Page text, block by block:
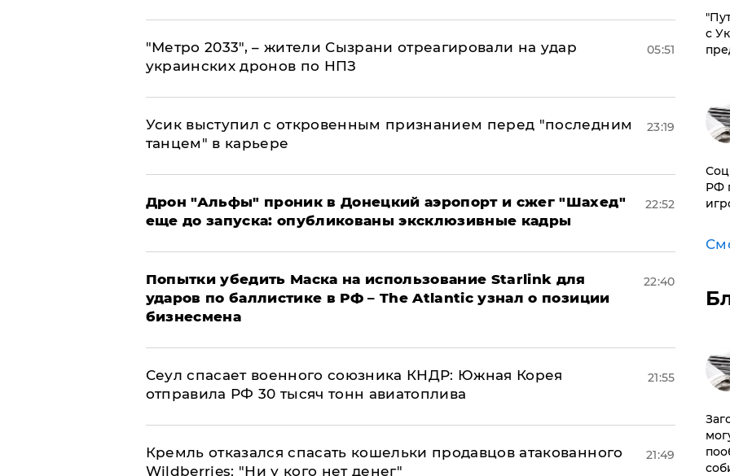
"Метро 2033", – жители Сызрани отреагировали на удар
украинских дронов по НПЗ
05:51
Усик выступил с откровенным признанием перед "последним
танцем" в карьере
23:19
Дрон "Альфы" проник в Донецкий аэропорт и сжег "Шахед"
еще до запуска: опубликованы эксклюзивные кадры
22:52
Попытки убедить Маска на использование Starlink для
ударов по баллистике в РФ – The Atlantic узнал о позиции
бизнесмена
22:40
​Сеул спасает военного союзника КНДР: Южная Корея
отправила РФ 30 тысяч тонн авиатоплива
21:55
Кремль отказался спасать кошельки продавцов атакованного
Wildberries: "Ни у кого нет денег"
21:49
с
РФ